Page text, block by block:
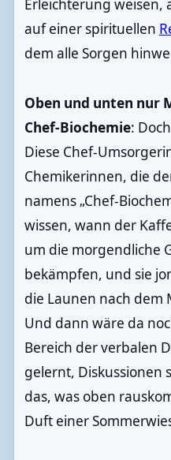
Erleichterung weisen,
auf einer spirituellen
dem alle Sorgen
Oben und unten nur
Chef-Biochemie:
Diese Chef-
Chemikerinnen, die
namens „Chef-
wissen, wann der
um die morgendliche
bekämpfen, und sie
die Launen nach dem
Und dann wäre da
Bereich der verbalen
gelernt, Diskussionen
das, was oben
Duft einer